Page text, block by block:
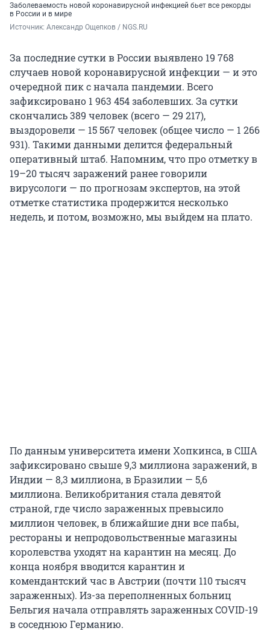
Заболеваемость новой коронавирусной инфекцией бьет все рекорды
в России и в мире
Источник: Александр Ощепков / NGS.RU
За последние сутки в России выявлено 19 768
случаев новой коронавирусной инфекции — и это
очередной пик с начала пандемии. Всего
зафиксировано 1 963 454 заболевших. За сутки
скончались 389 человек (всего — 29 217),
выздоровели — 15 567 человек (общее число — 1 266
931). Такими данными делится федеральный
оперативный штаб. Напомним, что про отметку в
19–20 тысяч заражений ранее говорили
вирусологи — по прогнозам экспертов, на этой
отметке статистика продержится несколько
недель, и потом, возможно, мы выйдем на плато.
По данным университета имени Хопкинса, в США
зафиксировано свыше 9,3 миллиона заражений, в
Индии — 8,3 миллиона, в Бразилии — 5,6
миллиона. Великобритания стала девятой
страной, где число зараженных превысило
миллион человек, в ближайшие дни все пабы,
рестораны и непродовольственные магазины
королевства уходят на карантин на месяц. До
конца ноября вводится карантин и
комендантский час в Австрии (почти 110 тысяч
зараженных). Из-за переполненных больниц
Бельгия начала отправлять зараженных COVID-19
в соседнюю Германию.